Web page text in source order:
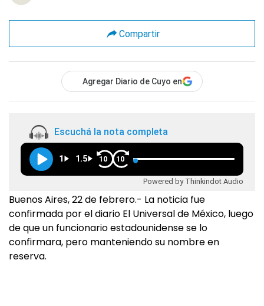
Compartir
Agregar Diario de Cuyo en
Escuchá la nota completa
1 1.5 10 10
Powered by Thinkindot Audio
Buenos Aires, 22 de febrero.- La noticia fue
confirmada por el diario El Universal de México, luego
de que un funcionario estadounidense se lo
confirmara, pero manteniendo su nombre en
reserva.